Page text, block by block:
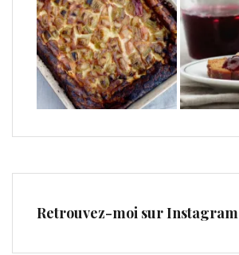
Retrouvez-moi sur Instagram